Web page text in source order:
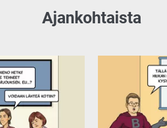
Ajankohtaista